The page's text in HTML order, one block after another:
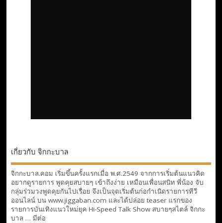
เกี่ยวกับ จิกกะบาล
จิกกะบาล.คอม เริ่มขึ้นครั้งแรกเมื่อ พ.ศ.2549 จากการเริ่มต้นแนวคิด
อยากดูรายการ พูดคุยสบายๆ เข้าถึงง่าย เหมือนเพื่อนสนิท พี่น้อง จับ
กลุ่มร่วมวงพูดคุยกันไปเรื่อย จึงเป็นจุดเริ่มต้นก่อกำเนิดรายการทีวี
ออนไลน์ บน www.jiggaban.com และได้ปล่อย teaser แรกของ
รายการบันเทิงแนวใหม่ยุค Hi-Speed Talk Show สบายๆสไตล์ จิกกะ
บาล … มีต่อ